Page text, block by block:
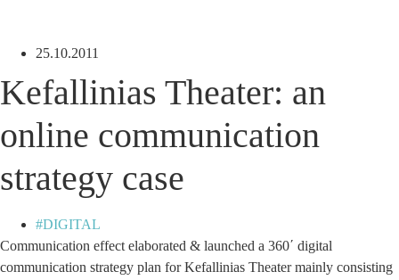
content25.10.2011
Kefallinias Theater: an
online communication
strategy case
DIGITAL
Communication effect elaborated & launched a 360΄ digital
communication strategy plan for Kefallinias Theater mainly consisting